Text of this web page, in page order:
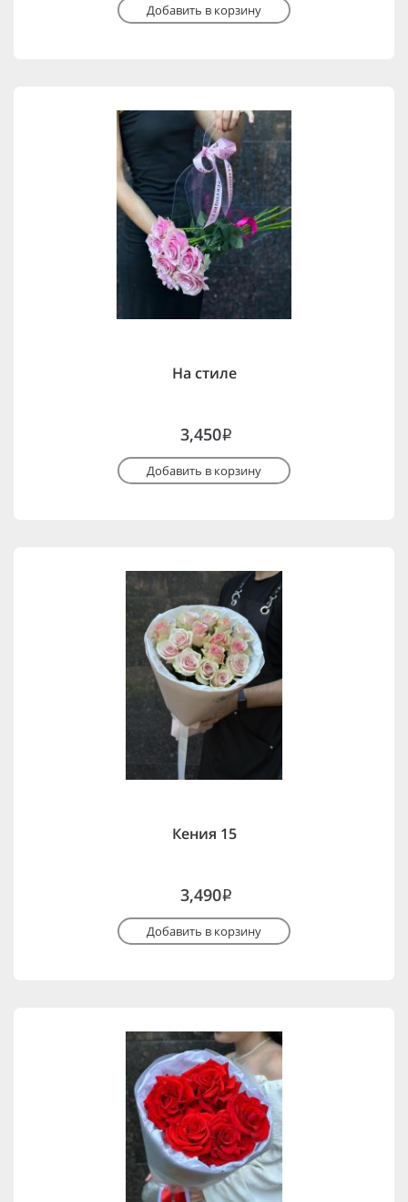
Добавить в корзину
На стиле
3,450i
Добавить в корзину
Кения 15
3,490i
Добавить в корзину